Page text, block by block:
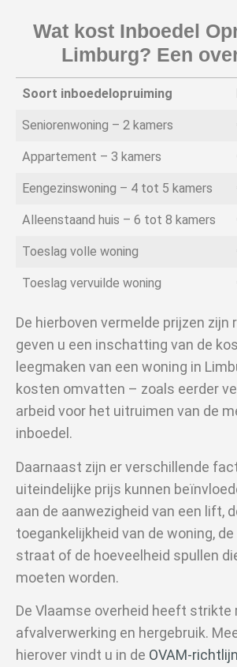
Wat kost Inboedel
Limburg? Een
Soort inboedelopruiming
Seniorenwoning – 2 kamers
Appartement – 3 kamers
Eengezinswoning – 4 tot 5 kamers
Alleenstaand huis – 6 tot 8 kamers
Toeslag volle woning
Toeslag vervuilde woning
De hierboven vermelde prijzen zijn
geven u een inschatting van de
leegmaken van een woning in
kosten omvatten – zoals eerder
arbeid voor het uitruimen van de
inboedel.
Daarnaast zijn er verschillende
uiteindelijke prijs kunnen
aan de aanwezigheid van een lift,
toegankelijkheid van de woning,
straat of de hoeveelheid spullen
moeten worden.
De Vlaamse overheid heeft strikte
afvalverwerking en hergebruik.
hierover vindt u in de OVAM-